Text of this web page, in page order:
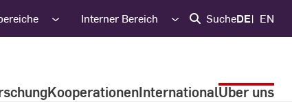
Interner Bereich SucheDE EN
KooperationenInternationalÜber uns